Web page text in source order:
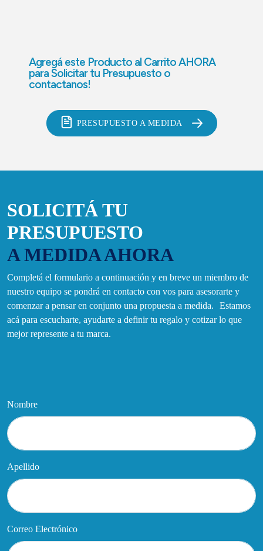
Agregá este Producto al Carrito AHORA
paraSolicitar tu Presupuesto o
contactanos!
PRESUPUESTO A MEDIDA
SOLICITÁ TU
PRESUPUESTO
A MEDIDA AHORA
Completá el formulario a continuación y en breve un miembro de
nuestro equipo se pondrá en contacto con vos para asesorarte y
comenzar a pensar en conjunto una propuesta a medida. Estamos
acá para escucharte, ayudarte a definir tu regalo y cotizar lo que
mejor represente a tu marca.
Nombre
Apellido
Correo Electrónico